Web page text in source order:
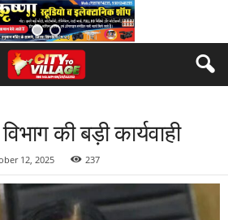
की बड़ी कार्यवाही
12, 2025 237